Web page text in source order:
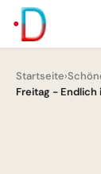
Startseite›
Freitag - Endlich